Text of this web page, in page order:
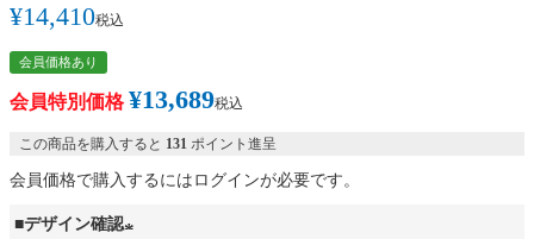
¥14,410税込
会員価格あり
会員特別価格 ¥13,689税込
この商品を購入すると 131 ポイント進呈
会員価格で購入するにはログインが必要です。
■デザイン確認